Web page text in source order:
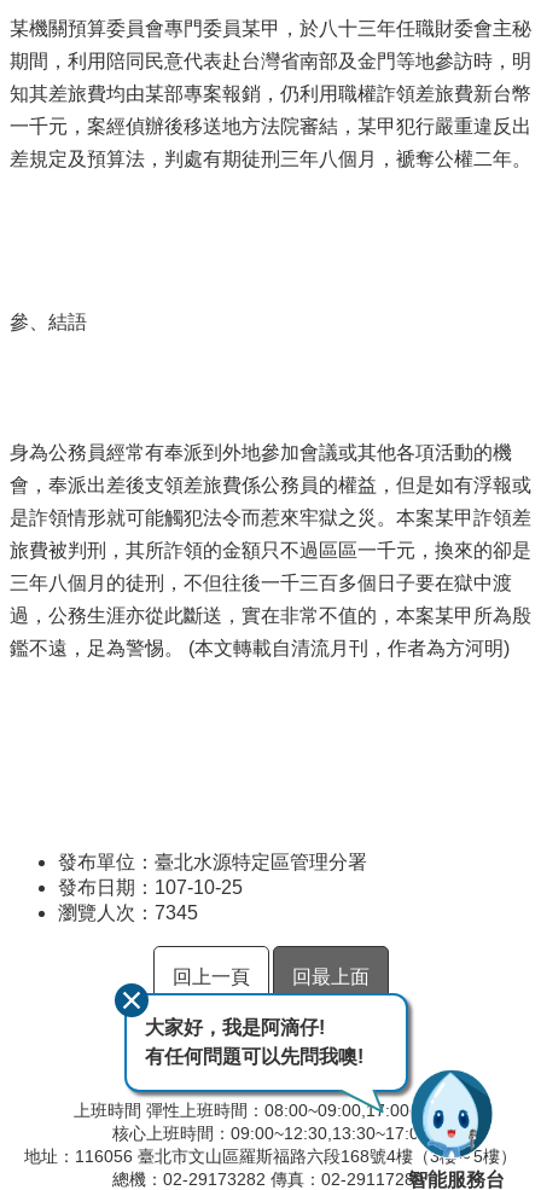
某機關預算委員會專門委員某甲，於八十三年任職財委會主秘
期間，利用陪同民意代表赴台灣省南部及金門等地參訪時，明
知其差旅費均由某部專案報銷，仍利用職權詐領差旅費新台幣
一千元，案經偵辦後移送地方法院審結，某甲犯行嚴重違反出
差規定及預算法，判處有期徒刑三年八個月，褫奪公權二年。
參、結語
身為公務員經常有奉派到外地參加會議或其他各項活動的機
會，奉派出差後支領差旅費係公務員的權益，但是如有浮報或
是詐領情形就可能觸犯法令而惹來牢獄之災。本案某甲詐領差
旅費被判刑，其所詐領的金額只不過區區一千元，換來的卻是
三年八個月的徒刑，不但往後一千三百多個日子要在獄中渡
過，公務生涯亦從此斷送，實在非常不值的，本案某甲所為殷
鑑不遠，足為警惕。 (本文轉載自清流月刊，作者為方河明)
發布單位：臺北水源特定區管理分署
發布日期：107-10-25
瀏覽人次： 7345
回上一頁 回最上面
上班時間 彈性上班時間：08:00~09:00,17:00~18:00
核心上班時間：09:00~12:30,13:30~17:00
地址：116056 臺北市文山區羅斯福路六段168號4樓（3樓～5樓）
總機：02-29173282 傳真：02-29117280
大家好，我是阿滴仔!
有任何問題可以先問我噢!
智能服務台